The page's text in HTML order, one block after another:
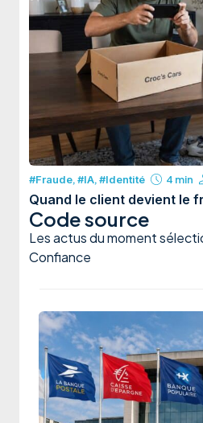
#Fraude,#IA,#Identité 4 min
Quand le client devient le
Code source
Les actus du moment
Confiance